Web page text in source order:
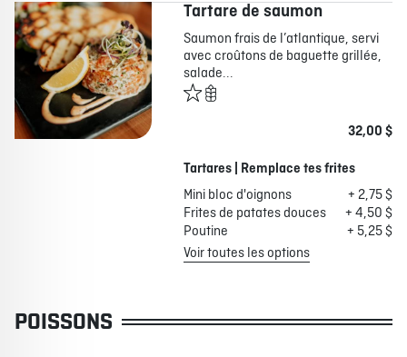
Tartare de saumon
Saumon frais de l’atlantique, servi
avec croûtons de baguette grillée,
salade...
32,00 $
Tartares | Remplace tes frites
Mini bloc d'oignons
+ 2,75 $
Frites de patates douces
+ 4,50 $
Poutine
+ 5,25 $
Voir toutes les options
POISSONS